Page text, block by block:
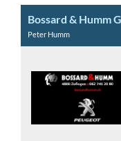
Peter Humm